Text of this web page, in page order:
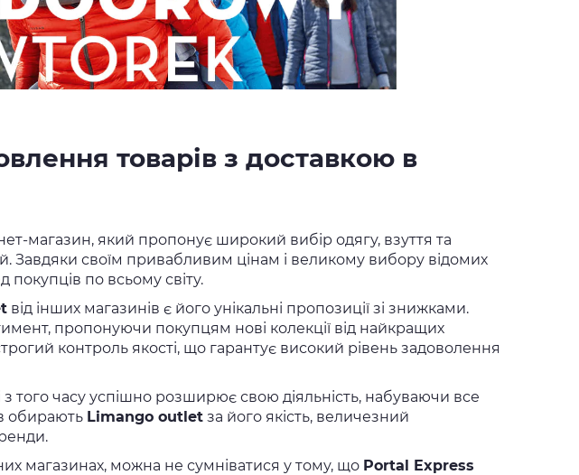
товарів з доставкою в
магазин, який пропонує широкий вибір одягу, взуття та
Завдяки своїм привабливим цінам і великому вибору відомих
по всьому світу.
від інших магазинів є його унікальні пропозиції зі знижками.
пропонуючи покупцям нові колекції від найкращих
контроль якості, що гарантує високий рівень задоволення
того часу успішно розширює свою діяльність, набуваючи все
обирають Limango outlet за його якість, величезний
магазинах, можна не сумніватися у тому, що Portal Express